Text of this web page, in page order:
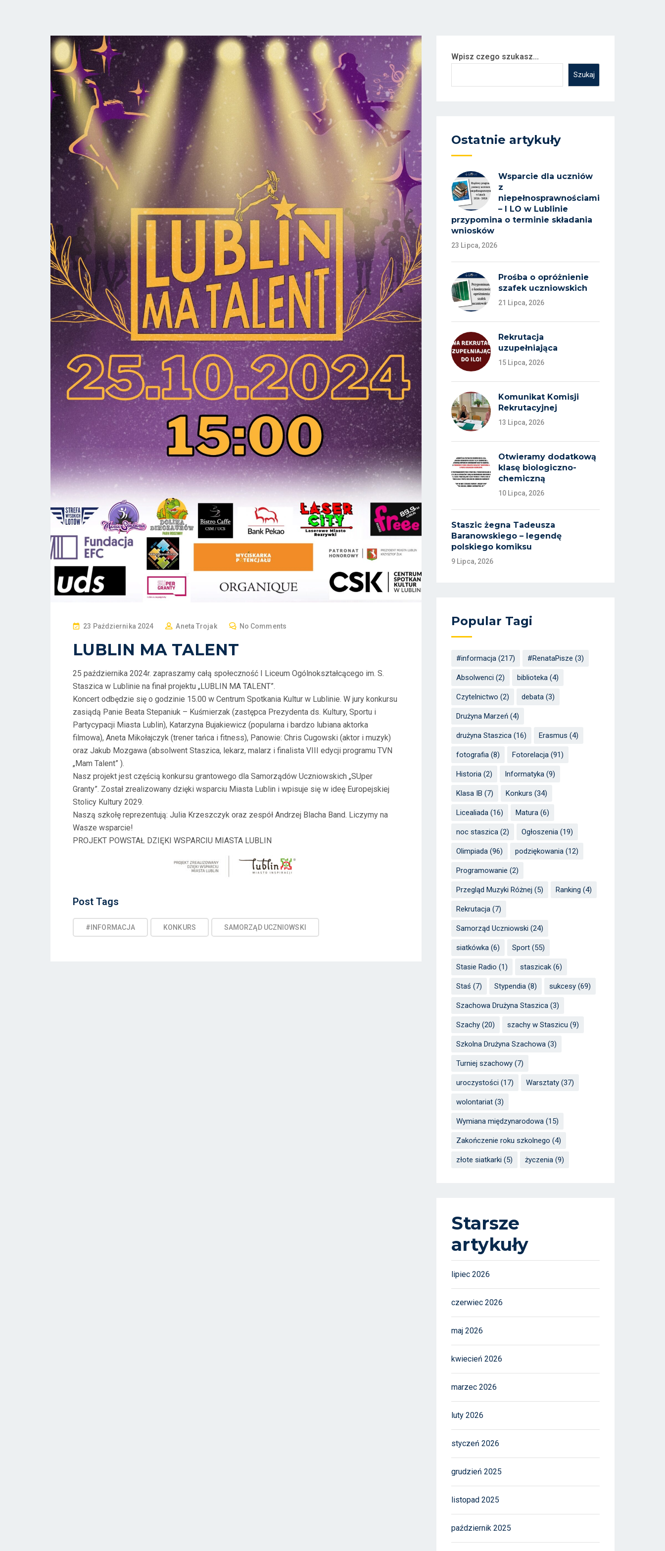
P
S
E
D
O
N
23 Października 2024 Aneta Trojak No Comments
LUBLIN MA TALENT
25 października 2024r. zapraszamy całą społeczność I Liceum Ogólnokształcącego im. S.
Staszica w Lublinie na finał projektu „LUBLIN MA TALENT”.
Koncert odbędzie się o godzinie 15.00 w Centrum Spotkania Kultur w Lublinie. W jury konkursu
zasiądą Panie Beata Stepaniuk – Kuśmierzak (zastępca Prezydenta ds. Kultury, Sportu i
Partycypacji Miasta Lublin), Katarzyna Bujakiewicz (popularna i bardzo lubiana aktorka
filmowa), Aneta Mikołajczyk (trener tańca i fitness), Panowie: Chris Cugowski (aktor i muzyk)
oraz Jakub Mozgawa (absolwent Staszica, lekarz, malarz i finalista VIII edycji programu TVN
„Mam Talent” ).
Nasz projekt jest częścią konkursu grantowego dla Samorządów Uczniowskich „SUper
Granty”. Został zrealizowany dzięki wsparciu Miasta Lublin i wpisuje się w ideę Europejskiej
Stolicy Kultury 2029.
Naszą szkołę reprezentują: Julia Krzeszczyk oraz zespół Andrzej Blacha Band. Liczymy na
Wasze wsparcie!
PROJEKT POWSTAŁ DZIĘKI WSPARCIU MIASTA LUBLIN
Post Tags
#INFORMACJA KONKURS SAMORZĄD UCZNIOWSKI
Wpisz czego szukasz...
Szukaj
Ostatnie artykuły
Wsparcie dla uczniów
z
niepełnosprawnościami
– I LO w Lublinie
przypomina o terminie składania
wniosków
23 Lipca, 2026
Prośba o opróżnienie
szafek uczniowskich
21 Lipca, 2026
Rekrutacja
uzupełniająca
15 Lipca, 2026
Komunikat Komisji
Rekrutacyjnej
13 Lipca, 2026
Otwieramy dodatkową
klasę biologiczno-
chemiczną
10 Lipca, 2026
Staszic żegna Tadeusza
Baranowskiego – legendę
polskiego komiksu
9 Lipca, 2026
Popular Tagi
#informacja (217) #RenataPisze (3)
Absolwenci (2) biblioteka (4)
Czytelnictwo (2) debata (3)
Drużyna Marzeń (4)
drużyna Staszica (16) Erasmus (4)
fotografia (8) Fotorelacja (91)
Historia (2) Informatyka (9)
Klasa IB (7) Konkurs (34)
Licealiada (16) Matura (6)
noc staszica (2) Ogłoszenia (19)
Olimpiada (96) podziękowania (12)
Programowanie (2)
Przegląd Muzyki Różnej (5) Ranking (4)
Rekrutacja (7)
Samorząd Uczniowski (24)
siatkówka (6) Sport (55)
Stasie Radio (1) staszicak (6)
Staś (7) Stypendia (8) sukcesy (69)
Szachowa Drużyna Staszica (3)
Szachy (20) szachy w Staszicu (9)
Szkolna Drużyna Szachowa (3)
Turniej szachowy (7)
uroczystości (17) Warsztaty (37)
wolontariat (3)
Wymiana międzynarodowa (15)
Zakończenie roku szkolnego (4)
złote siatkarki (5) życzenia (9)
Starsze
artykuły
lipiec 2026
czerwiec 2026
maj 2026
kwiecień 2026
marzec 2026
luty 2026
styczeń 2026
grudzień 2025
listopad 2025
październik 2025